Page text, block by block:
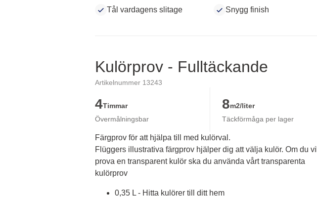
Tål vardagens slitage Snygg finish
Kulörprov - Fulltäckande
Artikelnummer 13243
4Timmar
Övermålningsbar
8m2/liter
Täckförmåga per lager
Färgprov för att hjälpa till med kulörval.
Flüggers illustrativa färgprov hjälper dig att välja kulör. Om du vill
prova en transparent kulör ska du använda vårt transparenta
kulörprov
0,35 L - Hitta kulörer till ditt hem